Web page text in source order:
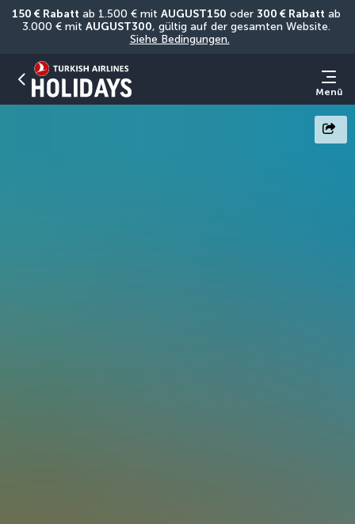
150 € Rabatt ab 1.500 € mit AUGUST150 oder 300 € Rabatt ab
3.000 € mit AUGUST300
Siehe Bedingungen.
Menü